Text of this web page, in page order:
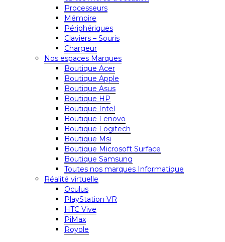
Processeurs
Mémoire
Périphériques
Claviers – Souris
Chargeur
Nos espaces Marques
Boutique Acer
Boutique Apple
Boutique Asus
Boutique HP
Boutique Intel
Boutique Lenovo
Boutique Logitech
Boutique Msi
Boutique Microsoft Surface
Boutique Samsung
Toutes nos marques Informatique
Réalité virtuelle
Oculus
PlayStation VR
HTC Vive
PiMax
Royole